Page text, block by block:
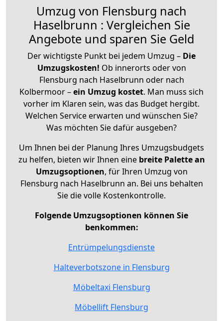
Umzug von Flensburg nach
Haselbrunn : Vergleichen Sie
Angebote und sparen Sie Geld
Der wichtigste Punkt bei jedem Umzug – Die
Umzugskosten! Ob innerorts oder von
Flensburg nach Haselbrunn oder nach
Kolbermoor –ein Umzug kostet. Man muss sich
vorher im Klaren sein, was das Budget hergibt.
Welchen Service erwarten und wünschen Sie?
Was möchten Sie dafür ausgeben?
Um Ihnen bei der Planung Ihres Umzugsbudgets
zu helfen, bieten wir Ihnen eine breite Palette an
Umzugsoptionen, für Ihren Umzug von
Flensburg nach Haselbrunn an. Bei uns behalten
Sie die volle Kostenkontrolle.
Folgende Umzugsoptionen können Sie
benkommen:
Entrümpelungsdienste
Halteverbotszone in Flensburg
Möbeltaxi Flensburg
Möbellift Flensburg